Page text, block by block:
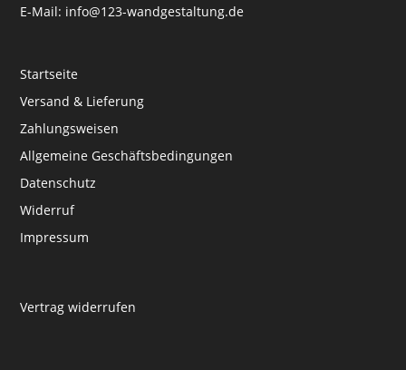
E-Mail: info@123-wandgestaltung.de
Startseite
Versand & Lieferung
Zahlungsweisen
Allgemeine Geschäftsbedingungen
Datenschutz
Widerruf
Impressum
Vertrag widerrufen